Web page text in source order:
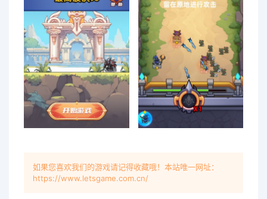
如果您喜欢我们的游戏请记得收藏哦！本站唯一网址：
https://www.letsgame.com.cn/